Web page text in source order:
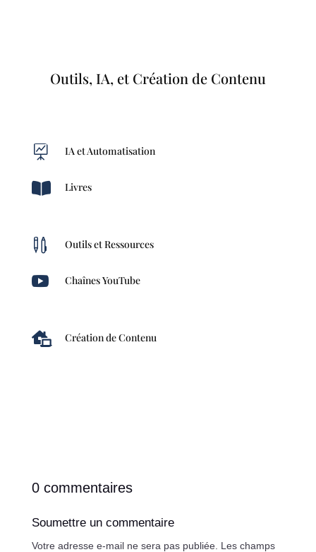
Outils, IA, et Création de Contenu
 IA et Automatisation
 Livres
 Outils et Ressources
 Chaînes YouTube
 Création de Contenu
0 commentaires
Soumettre un commentaire
Votre adresse e-mail ne sera pas publiée. Les champs